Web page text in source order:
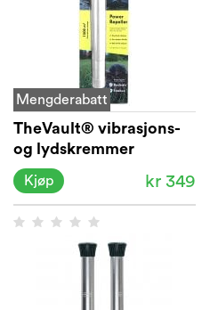
Mengderabatt
TheVault® vibrasjons-
og lydskremmer
kr 349
Kjøp